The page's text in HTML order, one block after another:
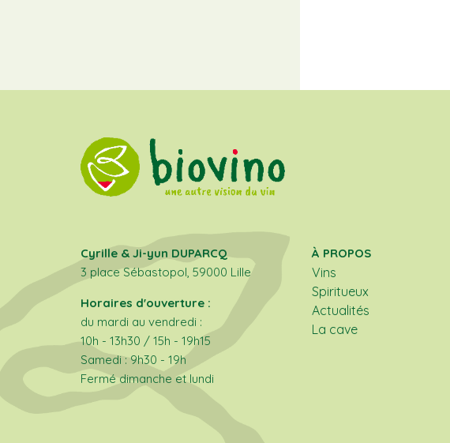
Cyrille & Ji-yun DUPARCQ
3 place Sébastopol, 59000 Lille
Horaires d'ouverture :
du mardi au vendredi :
10h - 13h30 / 15h - 19h15
Samedi : 9h30 - 19h
Fermé dimanche et lundi
À PROPOS
Vins
Spiritueux
Actualités
La cave